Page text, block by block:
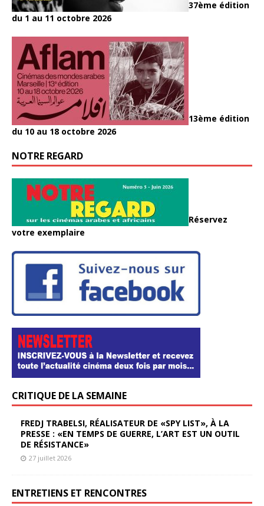
37ème édition
du 1 au 11 octobre 2026
13ème édition
du 10 au 18 octobre 2026
NOTRE REGARD
Réservez
votre exemplaire
CRITIQUE DE LA SEMAINE
FREDJ TRABELSI, RÉALISATEUR DE «SPY LIST», À LA
PRESSE : «EN TEMPS DE GUERRE, L’ART EST UN OUTIL
DE RÉSISTANCE»
27 juillet 2026
ENTRETIENS ET RENCONTRES